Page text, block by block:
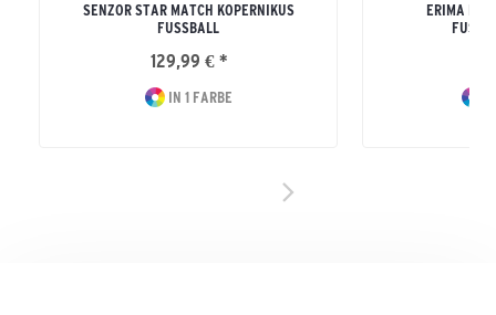
SENZOR STAR MATCH KOPERNIKUS
FUSSBALL
129,99 € *
IN 1 FARBE
ERIMA